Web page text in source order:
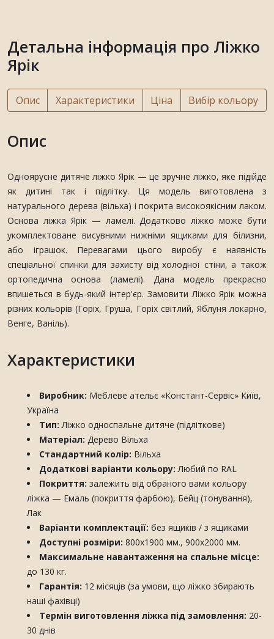
Детальна інформація про Ліжко
Ярік
Опис Характеристики Ціна Вибір кольору
Опис
Одноярусне дитяче ліжко Ярік — це зручне ліжко, яке підійде
як дитині так і підлітку. Ця модель виготовлена ​​з
натурального дерева (вільха) і покрита високоякісним лаком.
Основа ліжка Ярік — ламелі. Додатково ліжко може бути
укомплектоване висувними нижніми ящиками для білизни,
або іграшок. Перевагами цього виробу є наявність
спеціальної спинки для захисту від холодної стіни, а також
ортопедична основа (ламелі). Дана модель прекрасно
впишеться в будь-який інтер'єр. Замовити Ліжко Ярік можна
різних кольорів (Горіх, Груша, Горіх світлий, Яблуня локарно,
Венге, Ваніль).
Характеристики
Виробник: Меблеве ательє «Констант-Сервіс» Київ,
Україна
Тип: Ліжко односпальне дитяче (підліткове)
Матеріал: Дерево Вільха
Стандартний колір: Вільха
Додаткові варіанти кольору: Любий по RAL
Покриття: залежить від обраного вами кольору
ліжка — Емаль (покриття фарбою), Бейц (тонування),
Лак
Варіанти комплектації: без ящиків / з ящиками
Доступні розміри: 800х1900 мм., 900х2000 мм.
Максимальне навантаження на спальне місце:
до 130 кг.
Гарантія: 12 місяців (за умови, що ліжко збирають
наші фахівці)
Термін виготовлення ліжка під замовлення: 20-
30 днів